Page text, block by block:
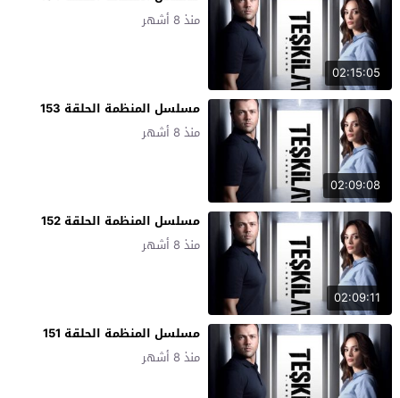
02:15:05
منذ 8 أشهر
02:09:08
مسلسل المنظمة الحلقة 153
منذ 8 أشهر
02:09:11
مسلسل المنظمة الحلقة 152
منذ 8 أشهر
مسلسل المنظمة الحلقة 151
منذ 8 أشهر